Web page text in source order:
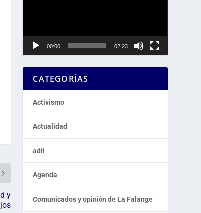
y
00:00 02:23
CATEGORÍAS
Activismo
Actualidad
adñ
Agenda
Comunicados y opinión de La Falange